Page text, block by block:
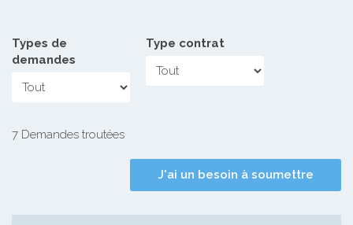
Types de
demandes
Type contrat
7 Demandes troutées
J'ai un besoin à soumettre